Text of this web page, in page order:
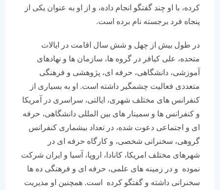
کرده، با او چند گفتگو انجام داده، و از او به عنوان یکی از
پنجاه فرد برجسته نام برده است.
در طول بیش از چهل و شش سال اقامت در ایالات
متحده، علی کیافر در گروه ها، سازمان ها و نهادهای
آموزشی، دانشگاهی، حرفه ای، پژوهشی و فرهنگی
متعددی فعالیت چشمگیر داشته است. او به بسیاری از
کنفرانس های مختلف شهری، ایالتی، سراسری در آمریکا
و کنفرانس ها و سمینار های بین المللی دانشگاهی، حرفه
ای و اجتماعی دعوت شده، در تعداد بیشماری کنفرانس
گروهی، سخنرانی شخصی، و کارگاه حرفه ای در
شهرهای مختلف امریکا، کانادا، اروپا، آسیا و ایران شرکت
نموده و در زمینه های علمی، حرفه ای و فرهنگی ده ها
سخنرانی داشته و گفتگو کرده است. همچنین او مدیریت